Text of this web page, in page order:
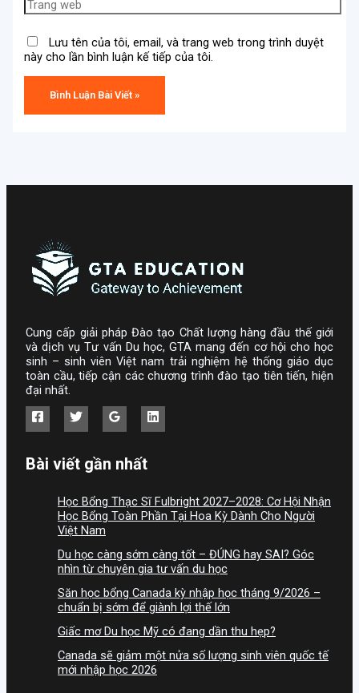
Lưu tên của tôi, email, và trang web trong trình duyệt
này cho lần bình luận kế tiếp của tôi.
Cung cấp giải pháp Đào tạo Chất lượng hàng đầu thế giới
và dịch vụ Tư vấn Du học, GTA mang đến cơ hội cho học
sinh – sinh viên Việt nam trải nghiệm hệ thống giáo dục
toàn cầu, tiếp cận các chương trình đào tạo tiên tiến, hiện
đại nhất.
Bài viết gần nhất
Học Bổng Thạc Sĩ Fulbright 2027–2028: Cơ Hội Nhận
Học Bổng Toàn Phần Tại Hoa Kỳ Dành Cho Người
Việt Nam
Du học càng sớm càng tốt – ĐÚNG hay SAI? Góc
nhìn từ chuyên gia tư vấn du học
Săn học bổng Canada kỳ nhập học tháng 9/2026 –
chuẩn bị sớm để giành lợi thế lớn
Giấc mơ Du học Mỹ có đang dần thu hẹp?
Canada sẽ giảm một nửa số lượng sinh viên quốc tế
mới nhập học 2026